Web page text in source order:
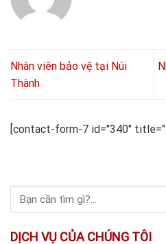
Nhân viên bảo vệ tại Núi
Thành
[contact-form-7 id="340"
DỊCH VỤ CỦA CHÚNG TÔI